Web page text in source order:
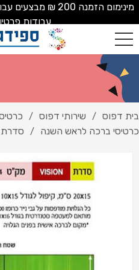
מינימום הזמנה
עבודות
בית דפוס / שירותי דפוס /
כרטיסי ברכה לראש השנה / סדרת Vision